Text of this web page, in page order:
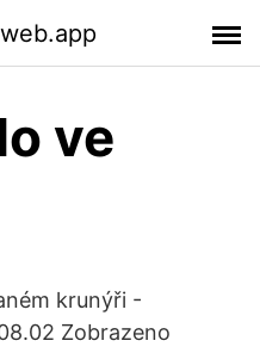
ve
krunýři -
Zobrazeno